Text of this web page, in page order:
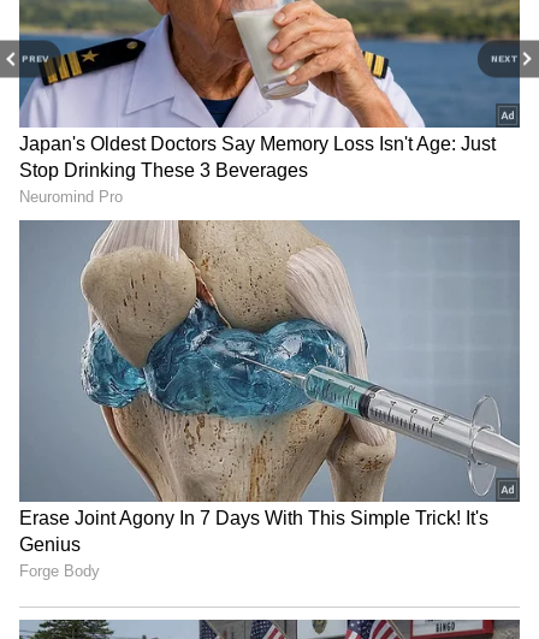
PREV NEXT
Image Credit : Getty
பாரதி புல்மாலி அபார பேட்டிங்
மத்திய ஓவர்களில் சில விக்கெட்டுகளை
இந்தியா விரைவாக இழந்தாலும், பாரதி
புல்மாலி அபாரமாக விளையாடி அணியை
காப்பாற்றினார். அவர் 40 பந்துகளில்
ஆட்டமிழக்காமல் 56 ரன்கள் குவித்தார்.
அவரது இன்னிங்ஸில் 6 பவுண்டரிகளும்
ஒரு சிக்சரும் இடம்பெற்றன. இதன் மூலம்
இந்தியா 20 ஓவர்களில் 8 விக்கெட்
இழப்பிற்கு 179 ரன்கள் என்ற வலுவான
இலக்கை நிர்ணயித்தது.